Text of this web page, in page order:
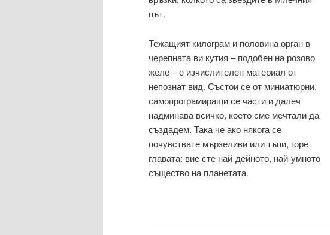
път.
Тежащият килограм и половина орган в
черепната ви кутия – подобен на розово
желе – е изчислителен материал от
непознат вид. Състои се от миниатюрни,
самопрограмиращи се части и далеч
надминава всичко, което сме мечтали да
създадем. Така че ако някога се
почувствате мързеливи или тъпи, горе
главата: вие сте най-дейното, най-умното
същество на планетата.